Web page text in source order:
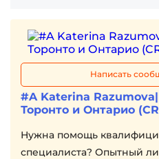
Написать
#A Katerina
Торонто и Онтарио
Нужна помощь
специалиста? Опытный